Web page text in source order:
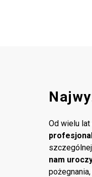
Od wielu
nam